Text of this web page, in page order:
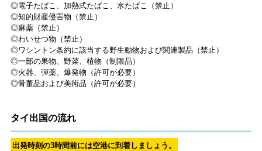
◎電子たばこ、加熱式たばこ、水たばこ（禁止）
◎知的財産侵害物（禁止）
◎麻薬（禁止）
◎わいせつ物（禁止）
◎ワシントン条約に該当する野生動物および関連製品（禁止）
◎一部の果物、野菜、植物（制限品）
◎火器、弾薬、爆発物（許可が必要）
◎骨董品および美術品（許可が必要）
タイ出国の流れ
出発時刻の3時間前には空港に到着しましょう。